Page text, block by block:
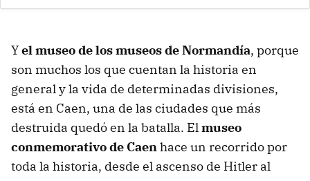
Yel museo de los museos de Normandía, porque
son muchos los que cuentan la historia en
general y la vida de determinadas divisiones,
está en Caen, una de las ciudades que más
destruida quedó en la batalla. Elmuseo
conmemorativo de Caenhace un recorrido por
toda la historia, desde el ascenso de Hitler al